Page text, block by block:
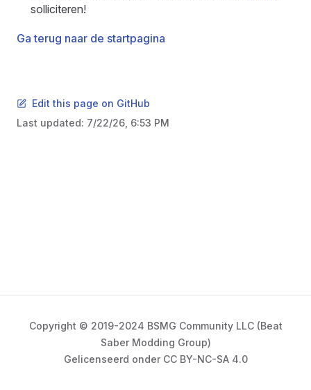
solliciteren!
Ga terug naar de startpagina
Edit this page on GitHub
Last updated: 7/22/26, 6:53 PM
Copyright © 2019-2024 BSMG Community LLC (Beat
Saber Modding Group)
Gelicenseerd onder CC BY-NC-SA 4.0